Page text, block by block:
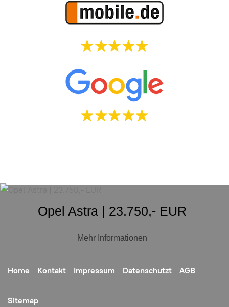
Mehr Informationen
Opel Astra | 23.750,- EUR
Mehr Informationen
Home Kontakt Impressum Datenschutzt AGB
Sitemap